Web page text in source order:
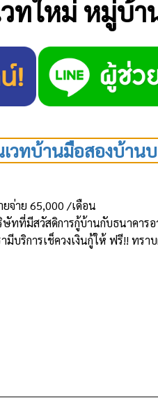
วทใหม่ หมู่บ้
เวทบ้านมือสองบ้าน
จ่าย 65,000 /เดือน
ทที่มีสวัสดิการกู้บ้านกับธนาคาร
บริการเช็ควงเงินกู้ให้ ฟรี!! ทรา